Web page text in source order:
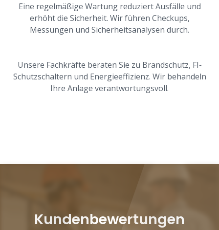
Eine regelmäßige Wartung reduziert Ausfälle und
erhöht die Sicherheit. Wir führen Checkups,
Messungen und Sicherheitsanalysen durch.
Unsere Fachkräfte beraten Sie zu Brandschutz, FI-
Schutzschaltern und Energieeffizienz. Wir behandeln
Ihre Anlage verantwortungsvoll.
Kundenbewertungen